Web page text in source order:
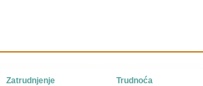
Zatrudnjenje Trudnoća